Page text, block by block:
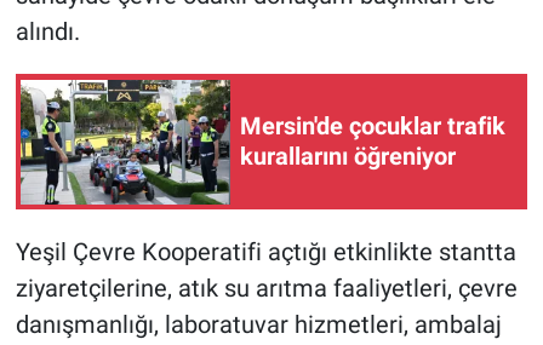
alındı.
Mersin'de çocuklar trafik
kurallarını öğreniyor
Yeşil Çevre Kooperatifi açtığı etkinlikte stantta
ziyaretçilerine, atık su arıtma faaliyetleri, çevre
danışmanlığı, laboratuvar hizmetleri, ambalaj